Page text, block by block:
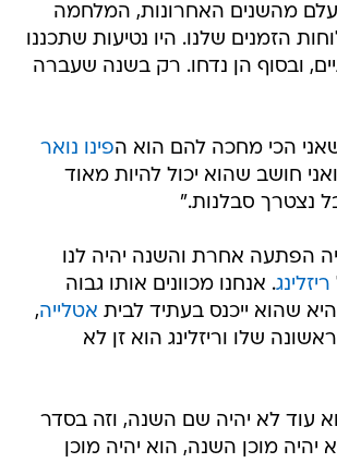
מהשנים האחרונות, המלחמה
הזמנים שלנו. היו נטיעות שתכננו
ובסוף הן נדחו. רק בשנה שעברה
הכי מחכה להם הוא הפינו נואר
חושב שהוא יכול להיות מאוד
נצטרך סבלנות."
הפתעה אחרת והשנה יהיה לנו
ריזלינג. אנחנו מכוונים אותו גבוה
שהוא ייכנס בעתיד לבית אטלייה,
שלו וריזלינג הוא זן לא
עוד לא יהיה שם השנה, וזה בסדר
יהיה מוכן השנה, הוא יהיה מוכן